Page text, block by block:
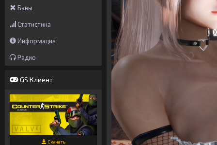
Баны
Статистика
Информация
Радио
GS Клиент
Скачать